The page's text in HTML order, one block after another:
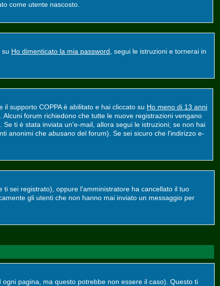
come utente nascosto.
su Ho dimenticato la mia password , segui le istruzioni e tornerai in
supporto COPPA è abilitato e hai cliccato su Ho meno di 13 anni
forum richiedono che tutte le nuove registrazioni vengano
ti è stata inviata un'e-mail, allora segui le istruzioni; se non hai
anonimi che abusano del forum). Se sei sicuro che l'indirizzo e-
sei registrato), oppure l'amministratore ha cancellato il tuo
gli utenti che non hanno mai inviato un messaggio per
pagina, ma questo potrebbe non essere il caso). Questo ti